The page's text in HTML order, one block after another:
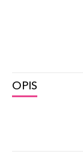
OPIS